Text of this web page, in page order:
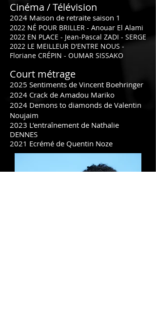
Cinéma / Télévision
2024 Maison de retraite saison 1
2022 NÉ POUR BRILLER - Anouar El Alami
2022 EN PLACE - Jean-Pascal ZADI - SERGE
2022 LE MEILLEUR D'ENTRE NOUS -
Floriane CRÉPIN - OUMAR SISSAKO
Court métrage
2025 Sentiments de Vincent Boehringer
2024 Crack de Amadou Mariko
2024 Demons to diamonds de Valentin
Noujaim
2023 L’entraînement de Nathalie
DENNES
2021 Ecrémé de Quentin Noze